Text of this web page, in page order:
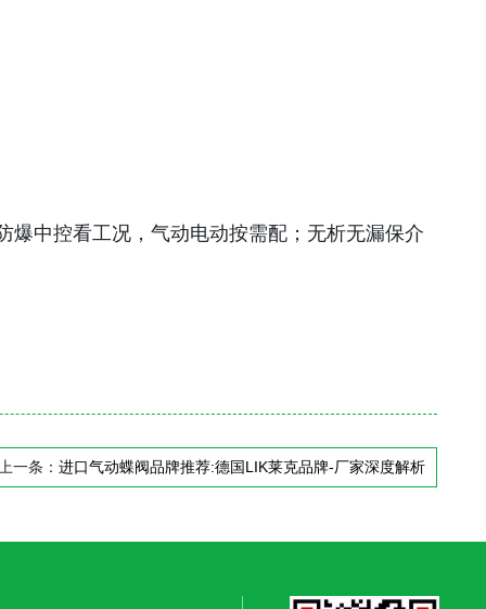
中控看工况，气动电动按需配；无析无漏保介
一条： 进口气动蝶阀品牌推荐:德国LIK莱克品牌-厂家深度解析